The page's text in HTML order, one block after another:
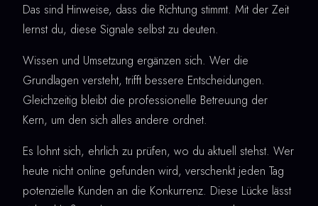
Das sind Hinweise, dass die Richtung stimmt. Mit der Zeit
lernst du, diese Signale selbst zu deuten.
Wissen und Umsetzung ergänzen sich. Wer die
Grundlagen versteht, trifft bessere Entscheidungen.
Gleichzeitig bleibt die professionelle Betreuung der
Kern, um den sich alles andere ordnet.
Es lohnt sich, ehrlich zu prüfen, wo du aktuell stehst. Wer
heute nicht online gefunden wird, verschenkt jeden Tag
potenzielle Kunden an die Konkurrenz. Diese Lücke lässt